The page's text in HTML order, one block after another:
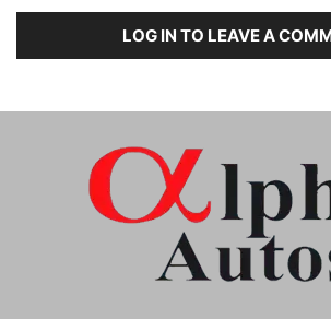
LOG IN TO LEAVE A